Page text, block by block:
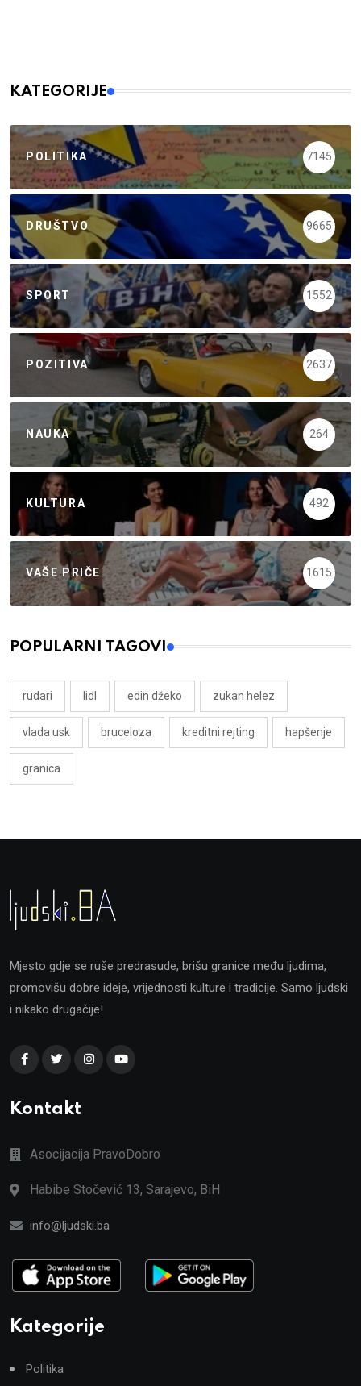
KATEGORIJE
POLITIKA 7145
DRUŠTVO 9665
SPORT 1552
POZITIVA 2637
NAUKA 264
KULTURA 492
VAŠE PRIČE 1615
POPULARNI TAGOVI
rudari lidl edin džeko zukan helez
vlada usk bruceloza kreditni rejting hapšenje
granica
Mjesto gdje se ruše predrasude, brišu granice među ljudima,
promovišu dobre ideje, vrijednosti kulture i tradicije. Samo ljudski
i nikako drugačije!
Kontakt
Asocijacija PravoDobro
Habibe Stočević 13, Sarajevo, BiH
info@ljudski.ba
Kategorije
Politika